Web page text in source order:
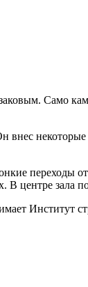
Само
внес
переходы
В центре зала
Институт